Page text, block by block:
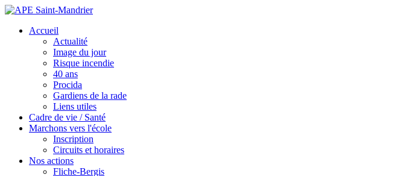
Accueil
Actualité
Image du jour
Risque incendie
40 ans
Procida
Gardiens de la rade
Liens utiles
Cadre de vie / Santé
Marchons vers l'école
Inscription
Circuits et horaires
Nos actions
Fliche-Bergis